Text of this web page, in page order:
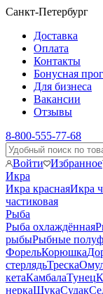
Санкт-Петербург
Доставка
Оплата
Контакты
Бонусная
Для бизнеса
Вакансии
Отзывы
8-800-555-77-68
Войти Избранное
Икра
Икра краснаяИкра
частиковая
Рыба
Рыба охлаждённая
рыбыРыбные
ФорельКорюшка
стерлядьТреска
кетаКамбалаТунец
неркаЩукаСудак